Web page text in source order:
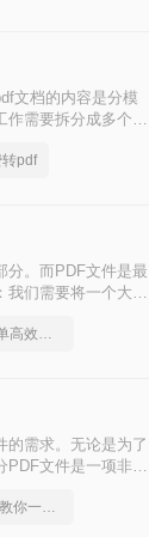
文档的内容是分模
作需要拆分成多个
pdf
分。而PDF文件是最
我们需要将一个大型
word文件转pdf，简单高效的转换方法
的需求。无论是为了
PDF文件是一项非常
word转pdf批量转换,教你一招轻松找回